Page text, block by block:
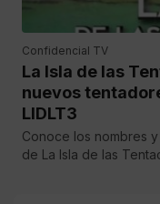
Confidencial TV
La Isla de las
nuevos
LIDLT3
Conoce los nombres
de La Isla de las